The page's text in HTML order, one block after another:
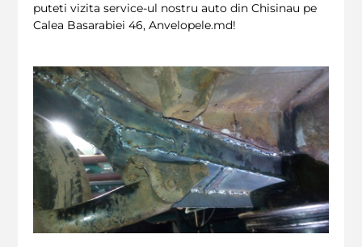
puteti vizita service-ul nostru auto din Chisinau pe
Calea Basarabiei 46, Anvelopele.md!